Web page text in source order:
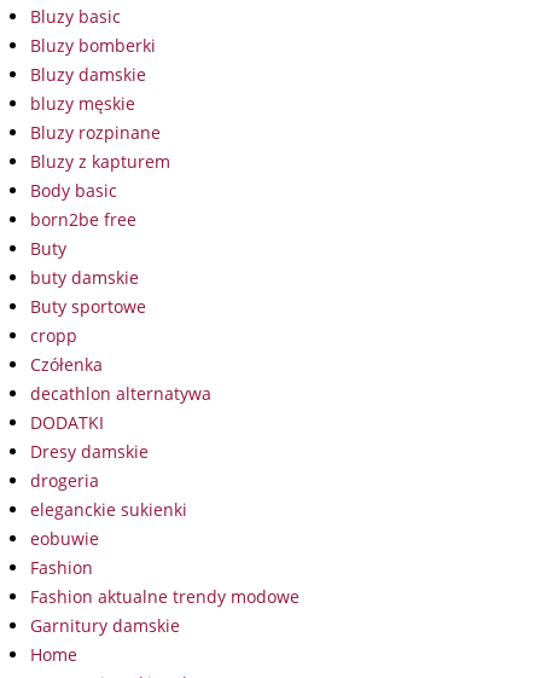
Bluzy basic
Bluzy bomberki
Bluzy damskie
bluzy męskie
Bluzy rozpinane
Bluzy z kapturem
Body basic
born2be free
Buty
buty damskie
Buty sportowe
cropp
Czółenka
decathlon alternatywa
DODATKI
Dresy damskie
drogeria
eleganckie sukienki
eobuwie
Fashion
Fashion aktualne trendy modowe
Garnitury damskie
Home